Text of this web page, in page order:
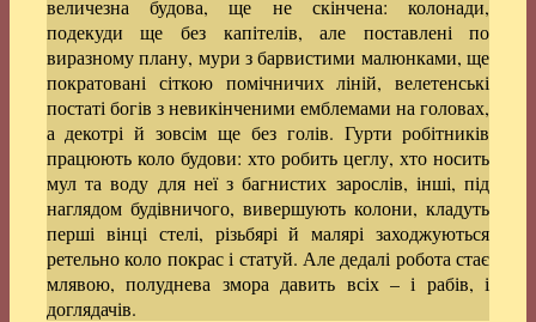
величезна будова, ще не скінчена: колонади,
подекуди ще без капітелів, але поставлені по
виразному плану, мури з барвистими малюнками, ще
пократовані сіткою помічничих ліній, велетенські
постаті богів з невикінченими емблемами на головах,
а декотрі й зовсім ще без голів. Гурти робітників
працюють коло будови: хто робить цеглу, хто носить
мул та воду для неї з багнистих зарослів, інші, під
наглядом будівничого, вивершують колони, кладуть
перші вінці стелі, різьбярі й малярі заходжуються
ретельно коло покрас і статуй. Але дедалі робота стає
млявою, полуднева змора давить всіх – і рабів, і
доглядачів.